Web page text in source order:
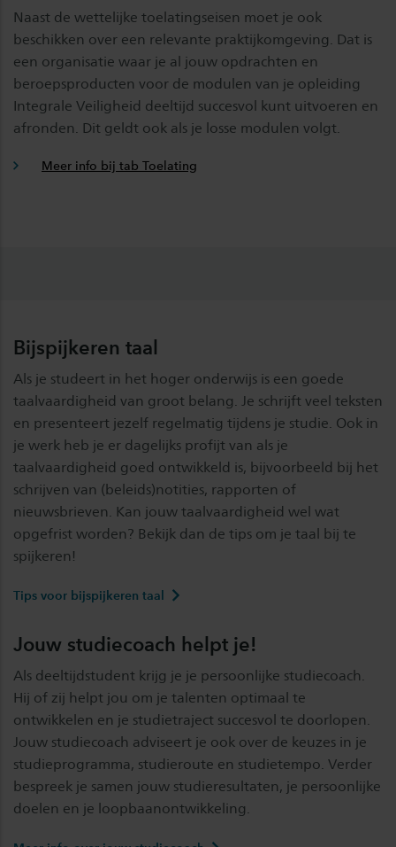
Naast de wettelijke toelatingseisen moet je ook
beschikken over een relevante praktijkomgeving. Dat is
een organisatie waar je al jouw opdrachten en
beroepsproducten voor de modulen van je opleiding
Integrale Veiligheid deeltijd succesvol kunt uitvoeren en
afronden. Dit geldt ook als je losse modulen volgt.
Meer info bij tab Toelating
Bijspijkeren taal
Als je studeert in het hoger onderwijs is een goede
taalvaardigheid van groot belang. Je schrijft veel teksten
en presenteert jezelf regelmatig tijdens je studie. Ook in
je werk heb je er dagelijks profijt van als je
taalvaardigheid goed ontwikkeld is, bijvoorbeeld bij het
schrijven van (beleids)notities, rapporten of
nieuwsbrieven. Kan jouw taalvaardigheid wel wat
opgefrist worden? Bekijk dan de tips om je taal bij te
spijkeren!
Tips voor bijspijkeren taal
Jouw studiecoach helpt je!
Als deeltijdstudent krijg je je persoonlijke studiecoach.
Hij of zij helpt jou om je talenten optimaal te
ontwikkelen en je studietraject succesvol te doorlopen.
Jouw studiecoach adviseert je ook over de keuzes in je
studieprogramma, studieroute en studietempo. Verder
bespreek je samen jouw studieresultaten, je persoonlijke
doelen en je loopbaanontwikkeling.